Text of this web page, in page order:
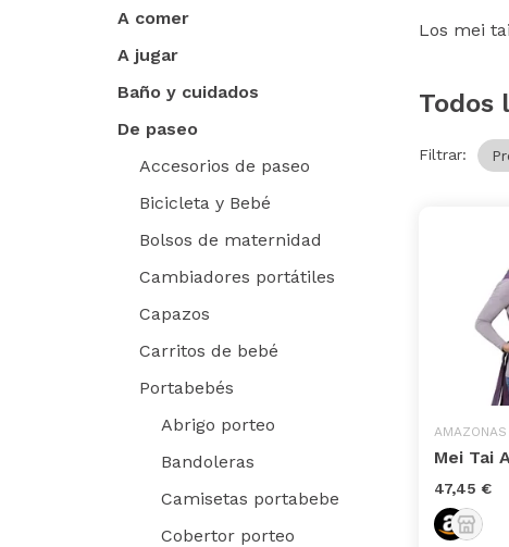
A comer
A jugar
Baño y cuidados
De paseo
Accesorios de paseo
Bicicleta y Bebé
Bolsos de maternidad
Cambiadores portátiles
Capazos
Carritos de bebé
Portabebés
Abrigo porteo
Bandoleras
Camisetas portabebe
Cobertor porteo
Los mei
Todos
Filtrar:
AMAZONAS
Mei Tai
47,45 €